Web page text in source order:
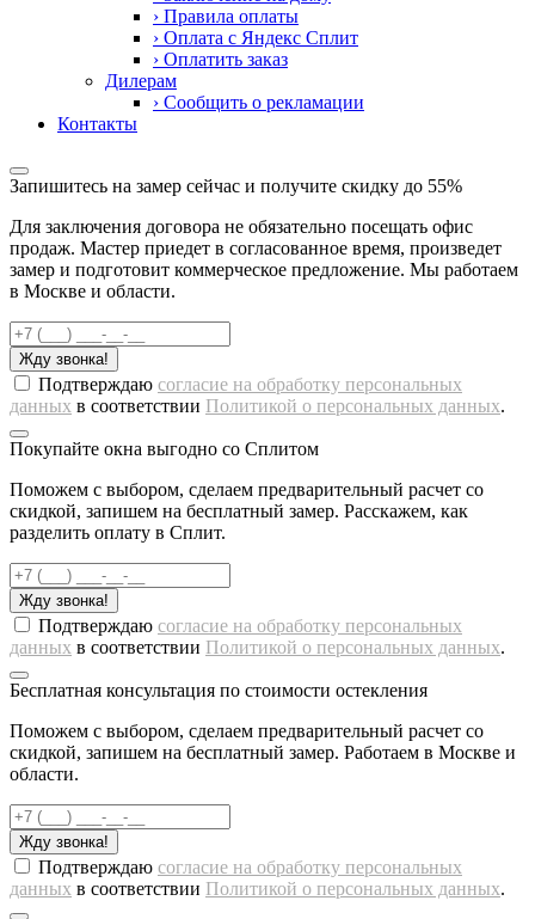
› Правила оплаты
› Оплата с Яндекс Сплит
› Оплатить заказ
Дилерам
› Сообщить о рекламации
Контакты
Запишитесь на замер сейчас и получите скидку до 55%
Для заключения договора не обязательно посещать офис
продаж. Мастер приедет в согласованное время, произведет
замер и подготовит коммерческое предложение. Мы работаем
в Москве и области.
Жду звонка!
Подтверждаю согласие на обработку персональных
данных в соответствии Политикой о персональных данных.
Покупайте окна выгодно со Сплитом
Поможем с выбором, сделаем предварительный расчет со
скидкой, запишем на бесплатный замер. Расскажем, как
разделить оплату в Сплит.
Жду звонка!
Подтверждаю согласие на обработку персональных
данных в соответствии Политикой о персональных данных.
Бесплатная консультация по стоимости остекления
Поможем с выбором, сделаем предварительный расчет со
скидкой, запишем на бесплатный замер. Работаем в Москве и
области.
Жду звонка!
Подтверждаю согласие на обработку персональных
данных в соответствии Политикой о персональных данных.